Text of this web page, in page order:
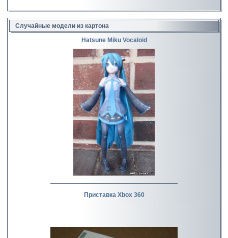
Случайные модели из картона
Hatsune Miku Vocaloid
Приставка Xbox 360